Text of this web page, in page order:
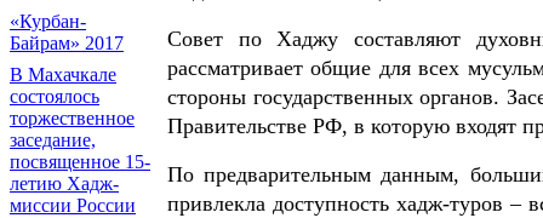
«Курбан-
Байрам» 2017
В Махачкале
состоялось
торжественное
заседание,
посвященное 15-
летию Хадж-
миссии России
Совет по Хаджу составляют
рассматривает общие для всех
стороны государственных органов.
Правительстве РФ, в которую входят
По предварительным данным,
привлекла доступность хадж-туров